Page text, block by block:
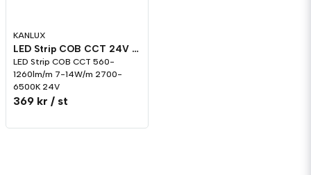
KANLUX
LED Strip COB CCT 24V 7-14W/m 2700-6500K
LED Strip COB CCT 560-
1260lm/m 7-14W/m 2700-
6500K 24V
369 kr / st